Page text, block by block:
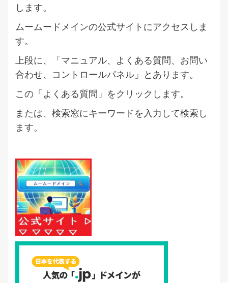
します。
ムームードメインの公式サイトにアクセスしま
す。
上段に、「マニュアル、よくある質問、お問い
合わせ、コントロールパネル」とあります。
この「よくある質問」をクリックします。
または、検索窓にキーワードを入力して検索し
ます。